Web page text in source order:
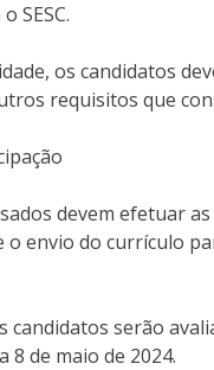
SESC.
os candidatos
requisitos que
devem efetuar
o envio do currículo
candidatos serão
8 de maio de 2024.